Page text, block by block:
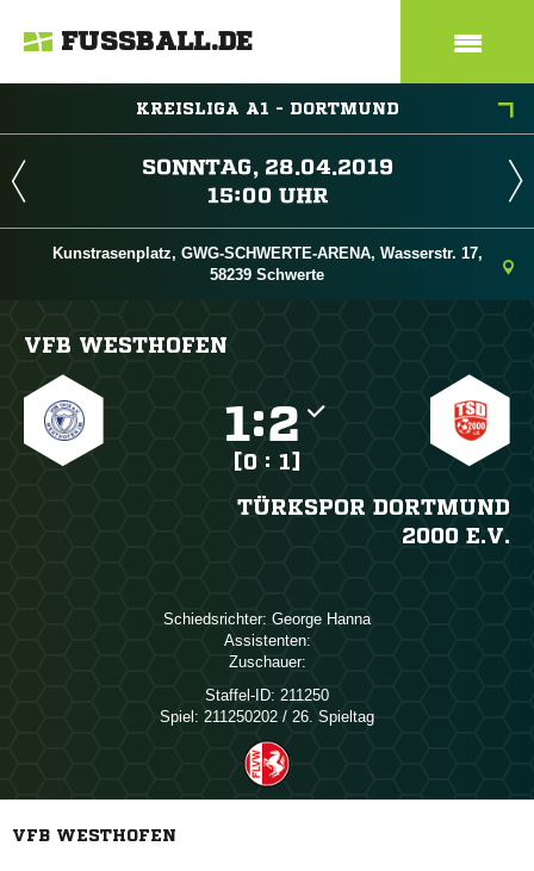
FUSSBALL.DE
KREISLIGA A1 - DORTMUND
 
 
Kunstrasenplatz, GWG-SCHWERTE-ARENA, Wasserstr. 17,
58239 Schwerte
VFB WESTHOFEN
:
[0 : 1]
TÜRKSPOR DORTMUND
2000 E.V.
Schiedsrichter:  
Assistenten:
Zuschauer:
Staffel-ID: 211250
Spiel: 211250202 / 26. Spieltag
VFB WESTHOFEN